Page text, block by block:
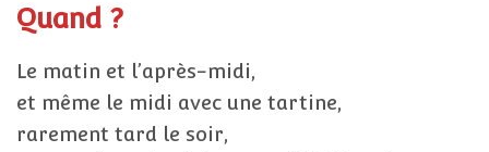
Quand ?
Le matin et l’après-midi,
et même le midi avec une tartine,
rarement tard le soir,